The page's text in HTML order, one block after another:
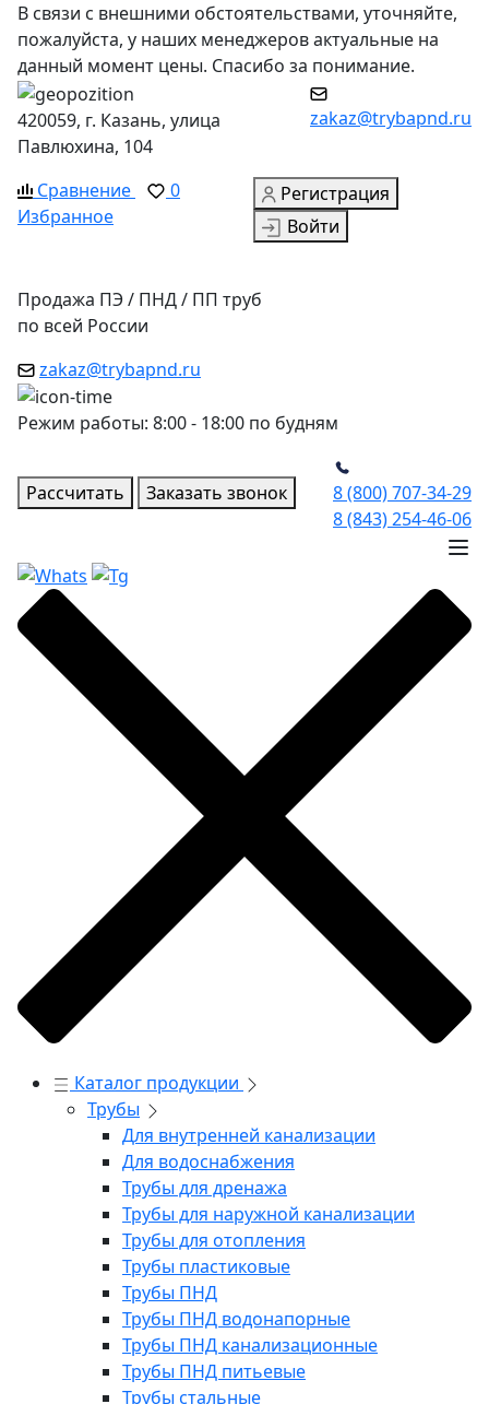
В связи с внешними обстоятельствами, уточняйте,
пожалуйста, у наших менеджеров актуальные на
данный момент цены. Спасибо за понимание.
420059, г. Казань, улица
Павлюхина, 104
zakaz@trybapnd.ru
Сравнение
0
Избранное
Регистрация
Войти
Продажа ПЭ / ПНД / ПП труб
по всей России
zakaz@trybapnd.ru
Режим работы: 8:00 - 18:00 по будням
Рассчитать Заказать звонок
8 (800) 707-34-29
8 (843) 254-46-06
Каталог продукции
Трубы
Для внутренней канализации
Для водоснабжения
Трубы для дренажа
Трубы для наружной канализации
Трубы для отопления
Трубы пластиковые
Трубы ПНД
Трубы ПНД водонапорные
Трубы ПНД канализационные
Трубы ПНД питьевые
Трубы стальные